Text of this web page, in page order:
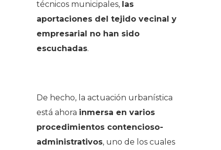
técnicos municipales, las
aportaciones del tejido vecinal y
empresarial no han sido
escuchadas.
De hecho, la actuación urbanística
está ahora inmersa en varios
procedimientos contencioso-
administrativos, uno de los cuales